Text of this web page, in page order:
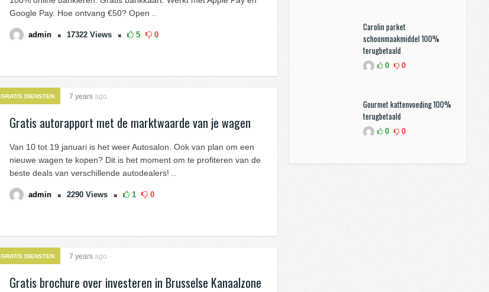
Google Pay. Hoe ontvang €50? Open ..
admin 17322 Views 5 0
GRATIS DIENSTEN 7 years ago
Gratis autorapport met de marktwaarde van je wagen
Van 10 tot 19 januari is het weer Autosalon. Ook van plan om een
nieuwe wagen te kopen? Dit is het moment om te profiteren van de
beste deals van verschillende autodealers! ..
admin 2290 Views 1 0
GRATIS DIENSTEN 7 years ago
Gratis brochure over investeren in Brusselse Kanaalzone
Carolin parket
schoonmaakmiddel 100%
terugbetaald
0 0
Gourmet kattenvoeding 100%
terugbetaald
0 0